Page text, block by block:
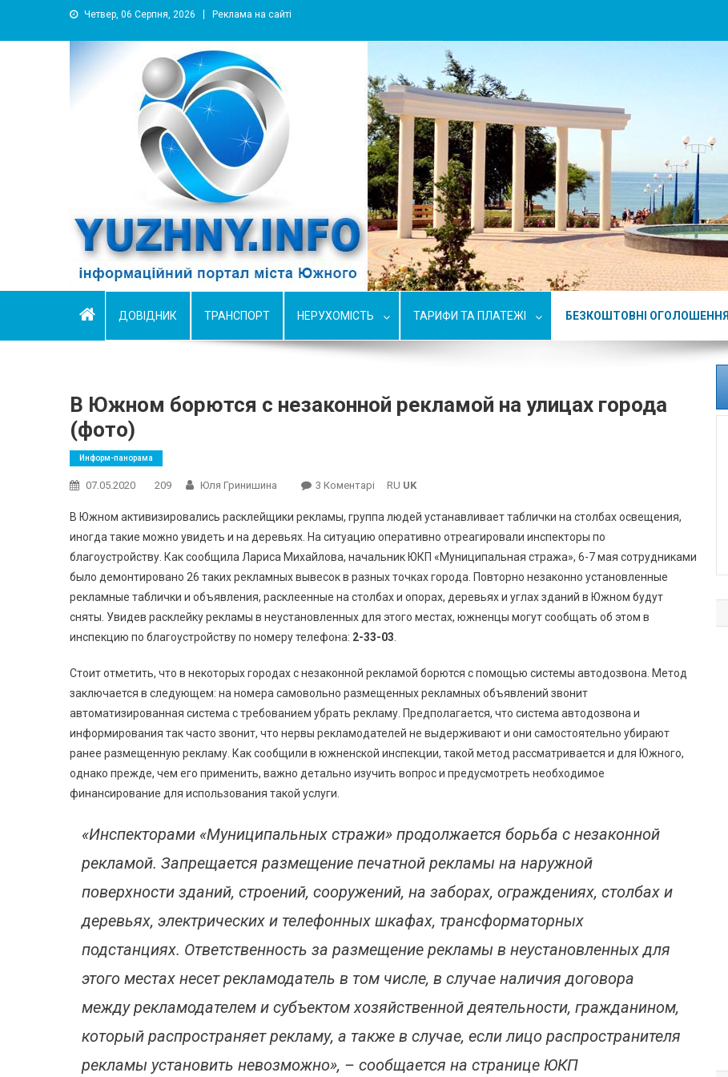
Четвер, 06 Серпня, 2026 Реклама на сайті
YUZHNY.INFO
информационный портал города Южный
ДОВІДНИК ТРАНСПОРТ НЕРУХОМІСТЬ ТАРИФИ ТА ПЛАТЕЖІ БЕЗКОШТОВНІ ОГОЛОШЕННЯ
В Южном борются с незаконной рекламой на улицах города
(фото)
Информ-панорама
07.05.2020 209 Юля Гринишина 3 Коментарі До
Южном
Борются
С
Незаконной
Рекламой
На
Улицах
(фото)
RU UK
В Южном активизировались расклейщики рекламы, группа людей устанавливает таблички на столбах освещения,
иногда такие можно увидеть и на деревьях. На ситуацию оперативно отреагировали инспекторы по
благоустройству. Как сообщила Лариса Михайлова, начальник ЮКП «Муниципальная стража», 6-7 мая сотрудниками
было демонтировано 26 таких рекламных вывесок в разных точках города. Повторно незаконно установленные
рекламные таблички и объявления, расклеенные на столбах и опорах, деревьях и углах зданий в Южном будут
сняты. Увидев расклейку рекламы в неустановленных для этого местах, южненцы могут сообщать об этом в
инспекцию по благоустройству по номеру телефона: 2-33-03
Стоит отметить, что в некоторых городах с незаконной рекламой борются с помощью системы автодозвона. Метод
заключается в следующем: на номера самовольно размещенных рекламных объявлений звонит
автоматизированная система с требованием убрать рекламу. Предполагается, что система автодозвона и
информирования так часто звонит, что нервы рекламодателей не выдерживают и они самостоятельно убирают
ранее размещенную рекламу. Как сообщили в южненской инспекции, такой метод рассматривается и для Южного,
однако прежде, чем его применить, важно детально изучить вопрос и предусмотреть необходимое
финансирование для использования такой услуги.
«Инспекторами «Муниципальных стражи» продолжается борьба с незаконной
рекламой. Запрещается размещение печатной рекламы на наружной
поверхности зданий, строений, сооружений, на заборах, ограждениях, столбах и
деревьях, электрических и телефонных шкафах, трансформаторных
подстанциях. Ответственность за размещение рекламы в неустановленных для
этого местах несет рекламодатель в том числе, в случае наличия договора
между рекламодателем и субъектом хозяйственной деятельности, гражданином,
который распространяет рекламу, а также в случае, если лицо распространителя
рекламы установить невозможно», – сообщается на странице ЮКП